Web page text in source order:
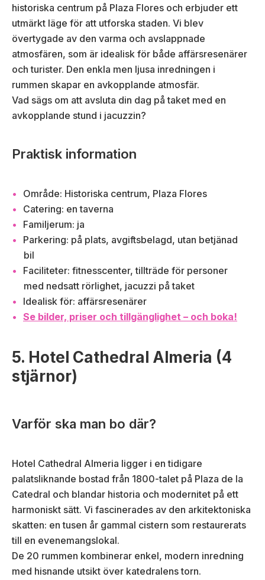
historiska centrum på Plaza Flores och erbjuder ett
utmärkt läge för att utforska staden. Vi blev
övertygade av den varma och avslappnade
atmosfären, som är idealisk för både affärsresenärer
och turister. Den enkla men ljusa inredningen i
rummen skapar en avkopplande atmosfär.
Vad sägs om att avsluta din dag på taket med en
avkopplande stund i jacuzzin?
Praktisk information
Område: Historiska centrum, Plaza Flores
Catering: en taverna
Familjerum: ja
Parkering: på plats, avgiftsbelagd, utan betjänad
bil
Faciliteter: fitnesscenter, tillträde för personer
med nedsatt rörlighet, jacuzzi på taket
Idealisk för: affärsresenärer
Se bilder, priser och tillgänglighet – och boka!
5. Hotel Cathedral Almeria (4
stjärnor)
Varför ska man bo där?
Hotel Cathedral Almeria ligger i en tidigare
palatsliknande bostad från 1800-talet på Plaza de la
Catedral och blandar historia och modernitet på ett
harmoniskt sätt. Vi fascinerades av den arkitektoniska
skatten: en tusen år gammal cistern som restaurerats
till en evenemangslokal.
De 20 rummen kombinerar enkel, modern inredning
med hisnande utsikt över katedralens torn.